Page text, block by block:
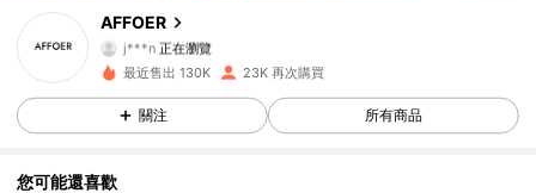
AFFOER
j***n正在瀏覽
4.77
4.7K 追蹤者
4.77 4.7K 追蹤者
最近售出 130K 23K 再次購買
關注 所有商品
您可能還喜歡